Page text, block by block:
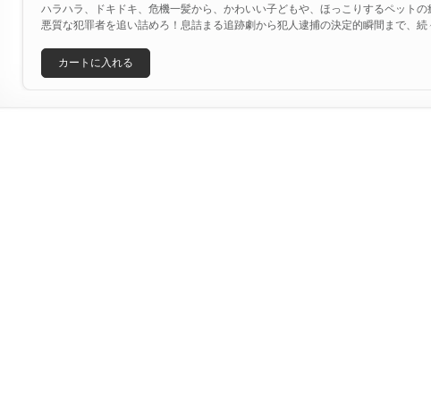
ハラハラ、ドキドキ、危機一髪から、かわいい子どもや、ほっこりするペット
悪質な犯罪者を追い詰めろ！息詰まる追跡劇から犯人逮捕の決定的瞬間まで、続
カートに入れる